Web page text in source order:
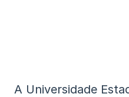
A Universidade